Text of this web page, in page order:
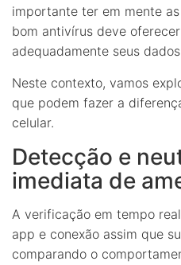
importante ter em mente
bom antivírus deve
adequadamente seus
Neste contexto, vamos
que podem fazer a
celular.
Detecção e
imediata de
A verificação em tempo
app e conexão assim que
comparando o